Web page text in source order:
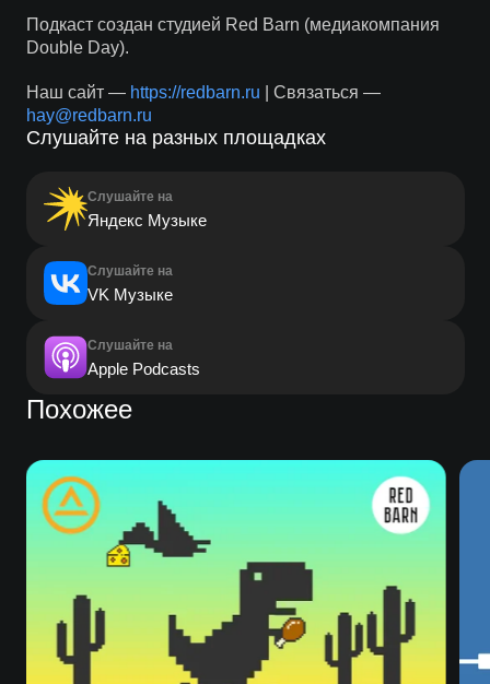
Подкаст создан студией Red Barn (медиакомпания
Double Day).
Наш сайт — https://redbarn.ru | Связаться —
hay@redbarn.ru
Слушайте на разных площадках
Слушайте на
Яндекс Музыке
Слушайте на
VK Музыке
Слушайте на
Apple Podcasts
Похожее